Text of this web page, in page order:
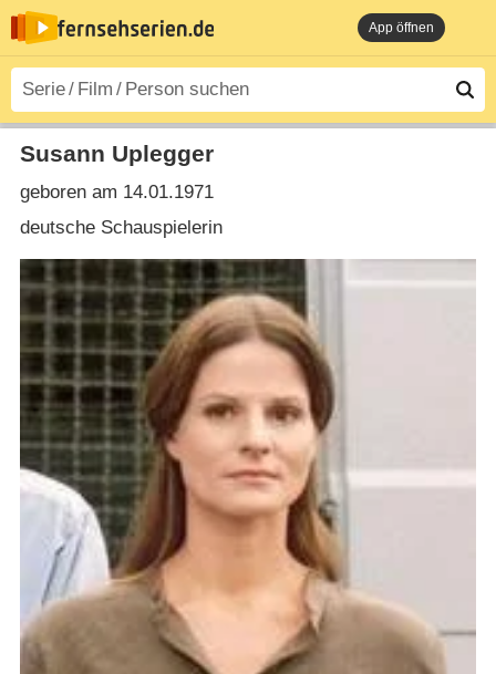
App öffnen
Susann Uplegger
geboren am 14.01.1971
deutsche Schauspielerin